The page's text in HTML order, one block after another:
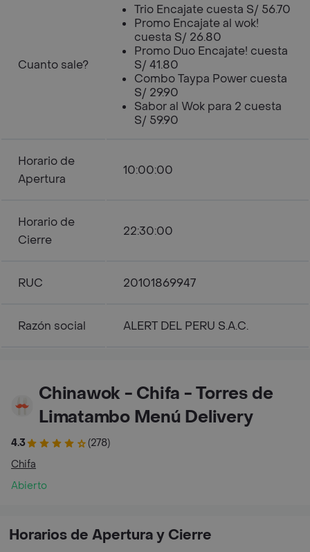
Cuanto sale?
Trio Encajate cuesta S/ 56.70
Promo Encajate al wok!
cuesta S/ 26.80
Promo Duo Encajate! cuesta
S/ 41.80
Combo Taypa Power cuesta
S/ 29.90
Sabor al Wok para 2 cuesta
S/ 59.90
Horario de
Apertura
10:00:00
Horario de
Cierre
22:30:00
RUC 20101869947
Razón social ALERT DEL PERU S.A.C.
Chinawok - Chifa - Torres de
Limatambo Menú Delivery
4.3
(278)
Chifa
Abierto
Horarios de Apertura y Cierre